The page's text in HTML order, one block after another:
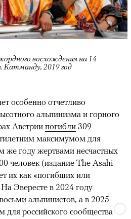
восхождения на 14
Катманду, 2019 год
особенно отчетливо
альпинизма и горного
Австрии погибли 309
максимумом для
же году жертвами несчастных
человек (издание The Asahi
их как «погибших или
Эвересте в 2024 году
альпинистов, а в 2025-
для российского сообщества